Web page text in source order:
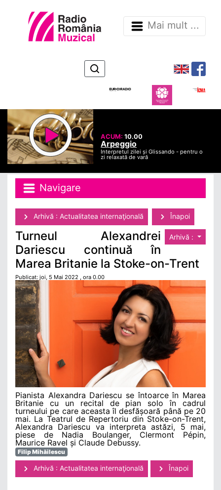
Mai mult ...
ACUM:10.00
Arpeggio
Interpretul zilei și Glissando - pentru o
zi relaxată de vară
Navigare
Arhivă : Actualitatea internaţională Înapoi
Arhivă :
Turneul Alexandrei
Dariescu continuă în
Marea Britanie la Stoke-on-Trent
Publicat: joi, 5 Mai 2022 , ora 0.00
Pianista Alexandra Dariescu se întoarce în Marea
Britanie cu un recital de pian solo în cadrul
turneului pe care aceasta îl desfășoară până pe 20
mai. La Teatrul de Repertoriu din Stoke-on-Trent,
Alexandra Dariescu va interpreta astăzi, 5 mai,
piese de Nadia Boulanger, Clermont Pépin,
Maurice Ravel și Claude Debussy.
Filip Mihăilescu
Arhivă : Actualitatea internaţională Înapoi